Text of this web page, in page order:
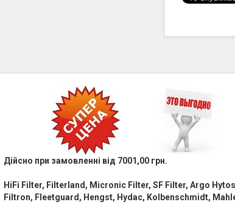
Дійсно при замовленні від 7001,00 грн.
HiFi Filter, Filterland, Micronic Filter, SF Filter, Argo
Filtron, Fleetguard, Hengst, Hydac, Kolbenschmidt,